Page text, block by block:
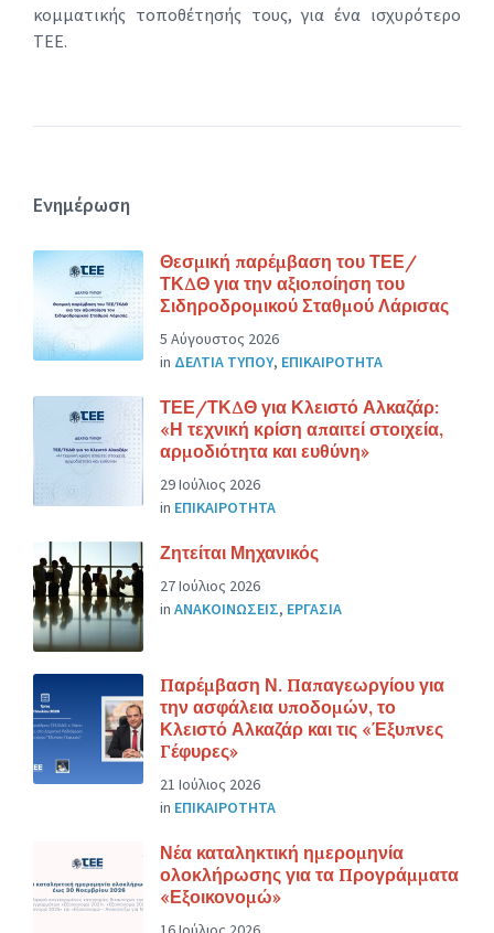
κομματικής τοποθέτησής τους, για ένα ισχυρότερο
ΤΕΕ.
Ενημέρωση
Θεσμική παρέμβαση του ΤΕΕ/
ΤΚΔΘ για την αξιοποίηση του
Σιδηροδρομικού Σταθμού Λάρισας
5 Αύγουστος 2026
in ΔΕΛΤΙΑ ΤΥΠΟΥ, ΕΠΙΚΑΙΡΟΤΗΤΑ
ΤΕΕ/ΤΚΔΘ για Κλειστό Αλκαζάρ:
«Η τεχνική κρίση απαιτεί στοιχεία,
αρμοδιότητα και ευθύνη»
29 Ιούλιος 2026
in ΕΠΙΚΑΙΡΟΤΗΤΑ
Ζητείται Μηχανικός
27 Ιούλιος 2026
in ΑΝΑΚΟΙΝΩΣΕΙΣ, ΕΡΓΑΣΙΑ
Παρέμβαση Ν. Παπαγεωργίου για
την ασφάλεια υποδομών, το
Κλειστό Αλκαζάρ και τις «Έξυπνες
Γέφυρες»
21 Ιούλιος 2026
in ΕΠΙΚΑΙΡΟΤΗΤΑ
Νέα καταληκτική ημερομηνία
ολοκλήρωσης για τα Προγράμματα
«Εξοικονομώ»